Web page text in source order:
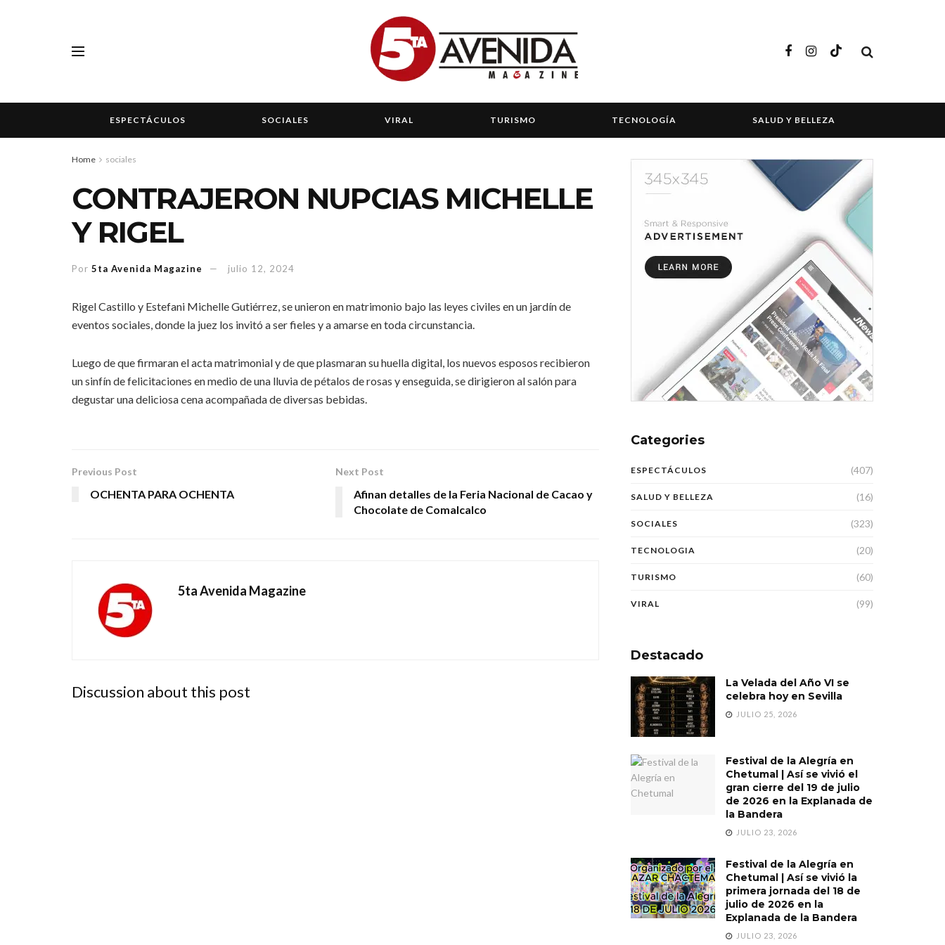
ESPECTÁCULOS SOCIALES VIRAL TURISMO TECNOLOGÍA SALUD Y BELLEZA
Home sociales
CONTRAJERON NUPCIAS MICHELLE
Y RIGEL
Por 5ta Avenida Magazine julio 12, 2024
Rigel Castillo y Estefani Michelle Gutiérrez, se unieron en matrimonio bajo las leyes civiles en un jardín de
eventos sociales, donde la juez los invitó a ser fieles y a amarse en toda circunstancia.
Luego de que firmaran el acta matrimonial y de que plasmaran su huella digital, los nuevos esposos recibieron
un sinfín de felicitaciones en medio de una lluvia de pétalos de rosas y enseguida, se dirigieron al salón para
degustar una deliciosa cena acompañada de diversas bebidas.
Previous Post
OCHENTA PARA OCHENTA
Next Post
Afinan detalles de la Feria Nacional de Cacao y
Chocolate de Comalcalco
5ta Avenida Magazine
Discussion about this post
Categories
ESPECTÁCULOS (407)
SALUD Y BELLEZA (16)
SOCIALES (323)
TECNOLOGIA (20)
TURISMO (60)
VIRAL (99)
Destacado
La Velada del Año VI se
celebra hoy en Sevilla
JULIO 25, 2026
Festival de la Alegría en
Chetumal | Así se vivió el
gran cierre del 19 de julio
de 2026 en la Explanada de
la Bandera
JULIO 23, 2026
Festival de la Alegría en
Chetumal | Así se vivió la
primera jornada del 18 de
julio de 2026 en la
Explanada de la Bandera
JULIO 23, 2026